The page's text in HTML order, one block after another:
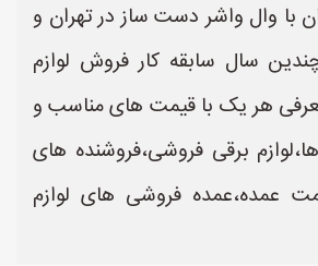
با وال واشر دست ساز در تهران و
سال سابقه کار فروش لوازم
هر یک با قیمت های مناسب و
برقی فروشی،فروشنده های
عمده،عمده فروشی های لوازم